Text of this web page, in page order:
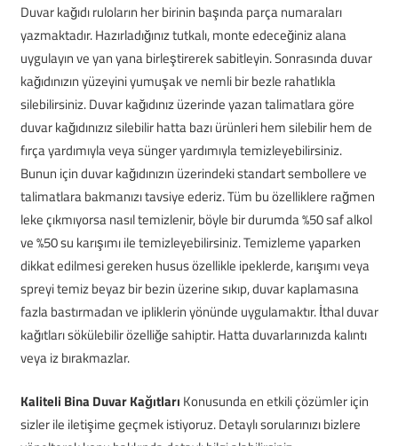
Duvar kağıdı ruloların her birinin başında parça numaraları
yazmaktadır. Hazırladığınız tutkalı, monte edeceğiniz alana
uygulayın ve yan yana birleştirerek sabitleyin. Sonrasında duvar
kağıdınızın yüzeyini yumuşak ve nemli bir bezle rahatlıkla
silebilirsiniz. Duvar kağıdınız üzerinde yazan talimatlara göre
duvar kağıdınızız silebilir hatta bazı ürünleri hem silebilir hem de
fırça yardımıyla veya sünger yardımıyla temizleyebilirsiniz.
Bunun için duvar kağıdınızın üzerindeki standart sembollere ve
talimatlara bakmanızı tavsiye ederiz. Tüm bu özelliklere rağmen
leke çıkmıyorsa nasıl temizlenir, böyle bir durumda %50 saf alkol
ve %50 su karışımı ile temizleyebilirsiniz. Temizleme yaparken
dikkat edilmesi gereken husus özellikle ipeklerde, karışımı veya
spreyi temiz beyaz bir bezin üzerine sıkıp, duvar kaplamasına
fazla bastırmadan ve ipliklerin yönünde uygulamaktır. İthal duvar
kağıtları sökülebilir özelliğe sahiptir. Hatta duvarlarınızda kalıntı
veya iz bırakmazlar.
Kaliteli Bina Duvar Kağıtları Konusunda en etkili çözümler için
sizler ile iletişime geçmek istiyoruz. Detaylı sorularınızı bizlere